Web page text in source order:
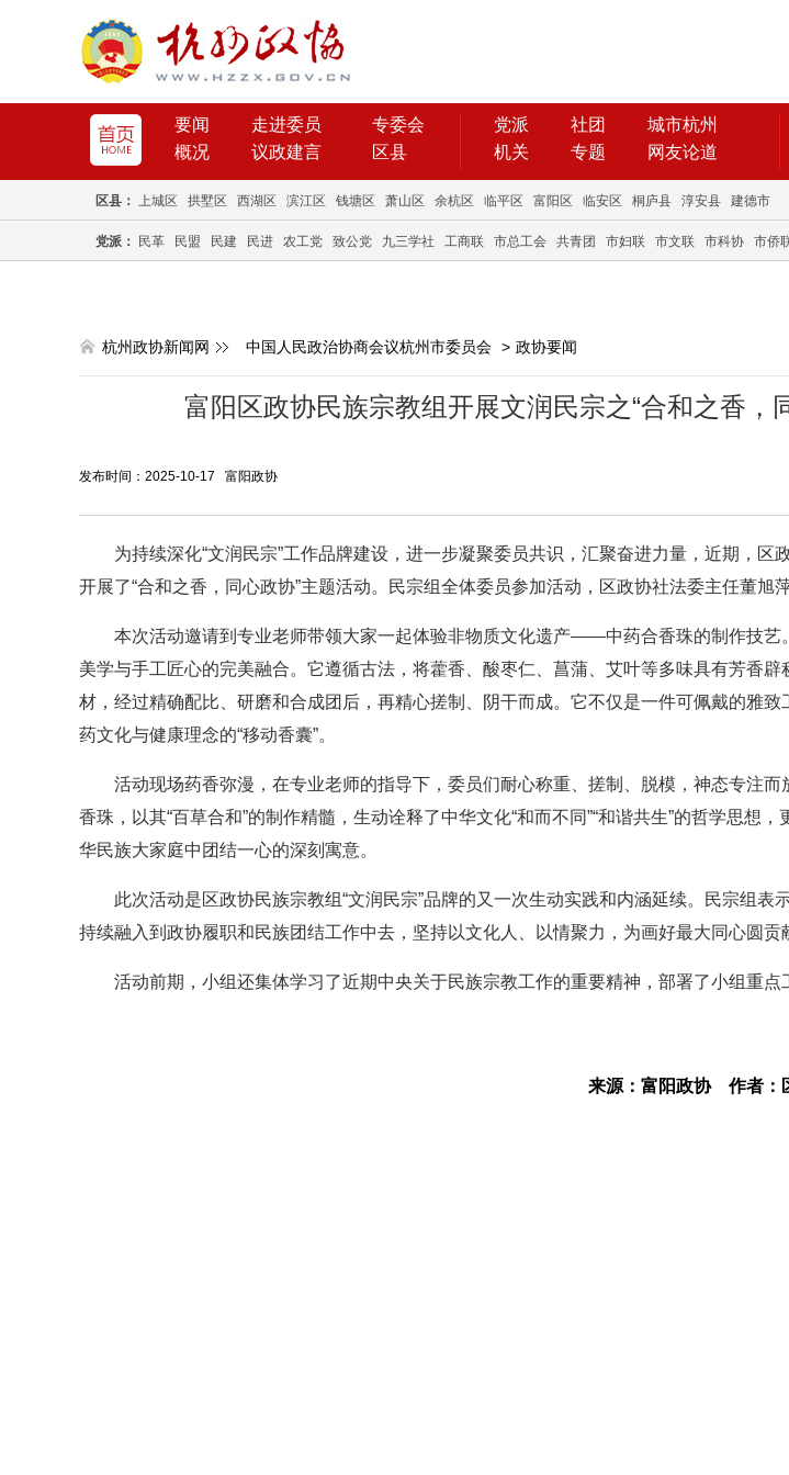
要闻 走进委员
专委会
概况
议政建言 区县
党派 社团
城市杭州
机关
专题 网友论道
区县： 上城区 拱墅区 西湖区 滨江区 钱塘区 萧山区 余杭区 临平区 富阳区 临安区 桐庐县 淳安县 建德市
党派： 民革 民盟 民建 民进 农工党 致公党 九三学社 工商联 市总工会 共青团 市妇联 市文联 市科协 市侨
杭州政协新闻网 中国人民政治协商会议杭州市委员会 > 政协要闻
富阳区政协民族宗教组开展文润民宗之“合和之香，
发布时间：2025-10-17 富阳政协
为持续深化“文润民宗”工作品牌建设，进一步凝聚委员共识，汇聚奋进力量，近期，区
开展了“合和之香，同心政协”主题活动。民宗组全体委员参加活动，区政协社法委主任董旭
本次活动邀请到专业老师带领大家一起体验非物质文化遗产——中药合香珠的制作技艺
美学与手工匠心的完美融合。它遵循古法，将藿香、酸枣仁、菖蒲、艾叶等多味具有芳香
材，经过精确配比、研磨和合成团后，再精心搓制、阴干而成。它不仅是一件可佩戴的雅
药文化与健康理念的“移动香囊”。
活动现场药香弥漫，在专业老师的指导下，委员们耐心称重、搓制、脱模，神态专注
香珠，以其“百草合和”的制作精髓，生动诠释了中华文化“和而不同”“和谐共生”的哲学思想
华民族大家庭中团结一心的深刻寓意。
此次活动是区政协民族宗教组“文润民宗”品牌的又一次生动实践和内涵延续。民宗组表
持续融入到政协履职和民族团结工作中去，坚持以文化人、以情聚力，为画好最大同心圆贡
活动前期，小组还集体学习了近期中央关于民族宗教工作的重要精神，部署了小组重点
来源：富阳政协 作者：